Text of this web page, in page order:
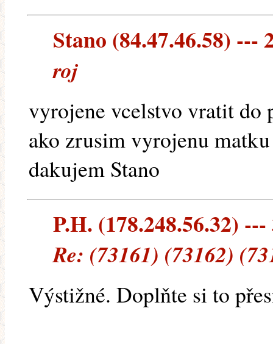
Stano (84.47.46.58) ---
roj
vyrojene vcelstvo vratit do
ako zrusim vyrojenu
dakujem Stano
P.H. (178.248.56.32)
Re: (73161) (73162)
Výstižné. Doplňte si to